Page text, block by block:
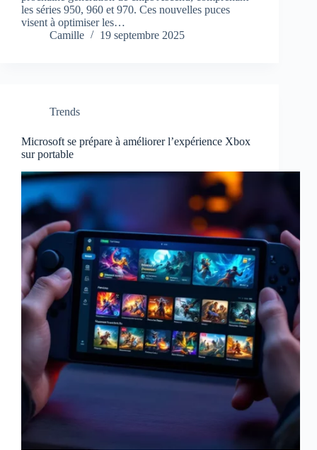
les séries 950, 960 et 970. Ces nouvelles puces
visent à optimiser les…
Camille
19 septembre 2025
Trends
Microsoft se prépare à améliorer l’expérience Xbox
sur portable